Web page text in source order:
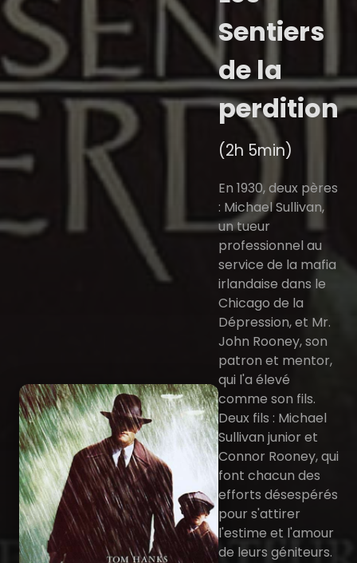
Sentiers
de la
perdition
(2h 5min)
En 1930, deux pères
: Michael Sullivan,
un tueur
professionnel au
service de la mafia
irlandaise dans le
Chicago de la
Dépression, et Mr.
John Rooney, son
patron et mentor,
qui l'a élevé
comme son fils.
Deux fils : Michael
Sullivan junior et
Connor Rooney, qui
font chacun des
efforts désespérés
pour s'attirer
l'estime et l'amour
de leurs géniteurs.